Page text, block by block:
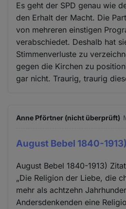
Es geht der SPD genau wie
den Erhalt der Macht. Die
von mehreren einstigen
verabschiedet. Deshalb hat
Stimmenverluste zu
gegen die Kirchen zu
gar nicht. Traurig, traurig
Anne Pförtner (nicht überprüft)
August Bebel 1840-1913)
August Bebel 1840-1913)
„Die Religion der Liebe, die
mehr als achtzehn
Andersdenkenden eine